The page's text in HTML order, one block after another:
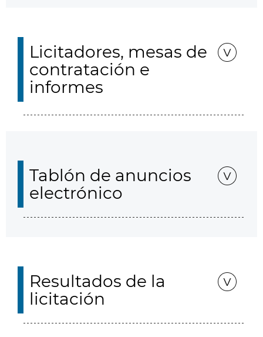
Licitadores, mesas de
contratación e
informes
Tablón de anuncios
electrónico
Resultados de la
licitación